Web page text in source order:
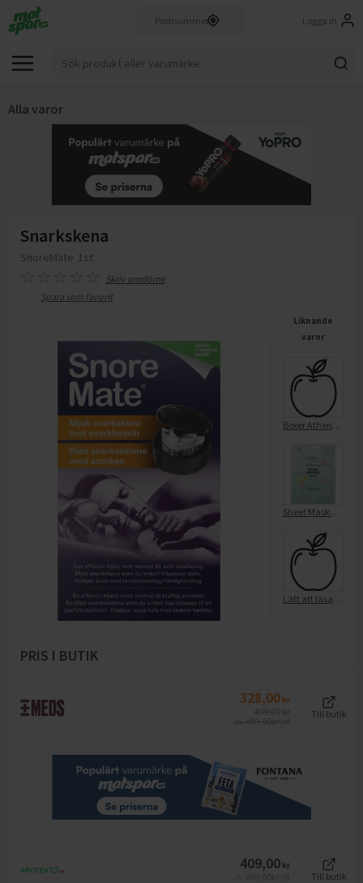
Logga in
Alla varor
Snarkskena
SnoreMate 1st
Skriv omdöme
Spara som favorit
Liknande
varor
Boxer Athena 3-p Cherry 86/92
Sheet Mask Snail Peptide
Lätt att läsa Snabba på, Stitch
PRIS I BUTIK
328,00 kr
Till butik
409,00 kr
Till butik